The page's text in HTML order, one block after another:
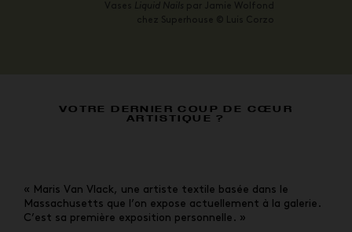
Vases Liquid Nails par Jamie Wolfond
chez Superhouse © Luis Corzo
VOTRE DERNIER COUP DE CŒUR
ARTISTIQUE ?
« Maris Van Vlack, une artiste textile basée dans le
Massachusetts que l’on expose actuellement à la galerie.
C’est sa première exposition personnelle. »